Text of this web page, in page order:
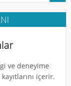
ve deneyime
içerir.